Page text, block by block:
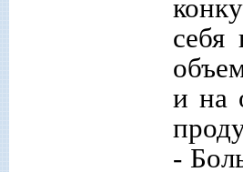
себя
и на
-